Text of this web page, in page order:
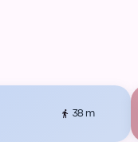
38 m